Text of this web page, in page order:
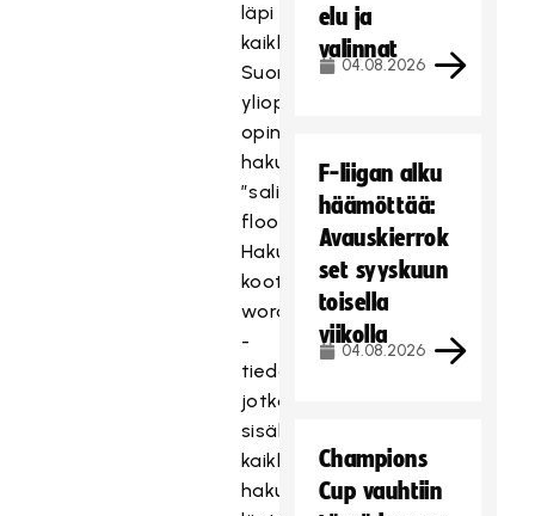
läpi
kaikkien
Suomen
yliopistojen
opinnäytetyötietokannat
hakusanoilla
”salibandy
floorball”.
Hakutuloksista
koottiin
word
-
tiedostot,
jotka
sisälsivät
kaikki
hakusanoilla
elu ja
valinnat
04.08.2026
F-liigan alku
häämöttää:
Avauskierrok
set syyskuun
toisella
viikolla
04.08.2026
Champions
Cup vauhtiin